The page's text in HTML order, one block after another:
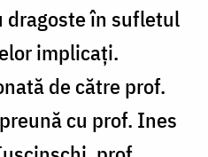
dragoste în sufletul
implicați.
de către prof.
cu prof. Ines